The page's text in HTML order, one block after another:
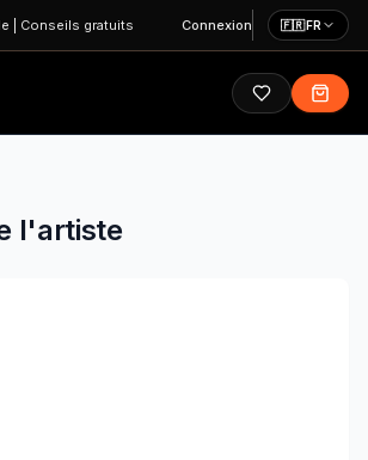
Conseils gratuits Connexion 🇫🇷FR
l'artiste